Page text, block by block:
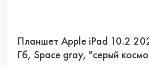
Планшет Apple iPad 10.2
Гб, Space gray, "серый